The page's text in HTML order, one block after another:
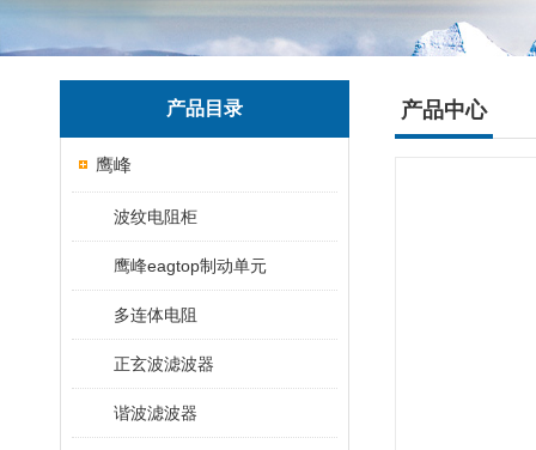
产品目录
鹰峰
波纹电阻柜
鹰峰eagtop制动单元
多连体电阻
正玄波滤波器
谐波滤波器
产品中心